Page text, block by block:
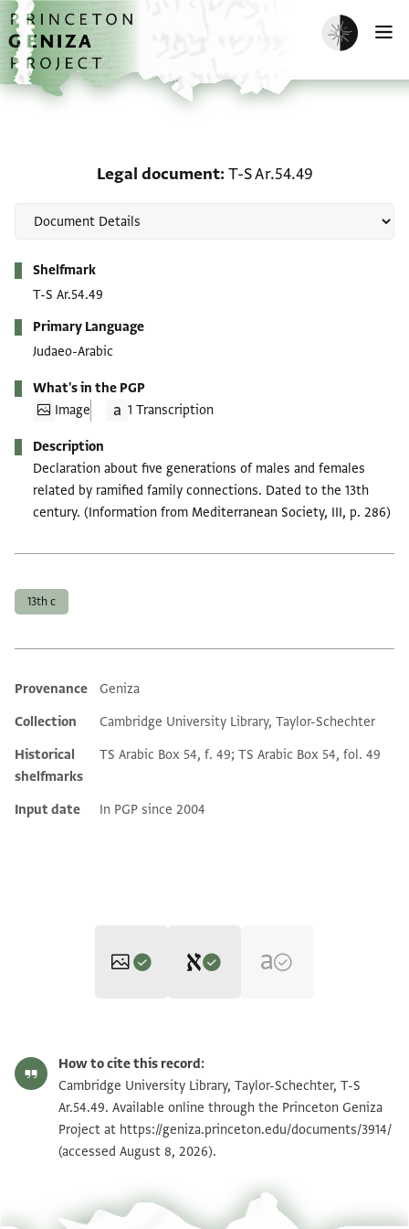
Skip to main content
home
Enable dark
Legal document T-S Ar.54.49
Shelfmark
T-S Ar.54.49
Primary Language
Judaeo-Arabic
What's in the PGP
Image
1 Transcription
Description
Declaration about five generations of males and females
related by ramified family connections. Dated to the 13th
century. (Information from Mediterranean Society, III, p. 286)
13th c
Additional metadata
Provenance
Geniza
Collection
Cambridge University Library, Taylor-Schechter
Historical
shelfmarks
TS Arabic Box 54, f. 49; TS Arabic Box 54, fol. 49
Input date In PGP since 2004
S. D. Goitein's unpublished edition (1950–85).
א]בו אלסרור לה תלת אולאד אוהלם(!) אבו נצר ואלתאני
אבו סעד
אלעזר סע . .
ואלתאלת ברכאת ואולאד אבו סעד סתה אולהם מעאני
T-S Ar.54.49 1v
Image Permissions Statement
How to cite this record:
Cambridge University Library, Taylor-Schechter, T-S
Ar.54.49. Available online through the Princeton Geniza
Project at https://geniza.princeton.edu/documents/3914/
(accessed August 8, 2026).